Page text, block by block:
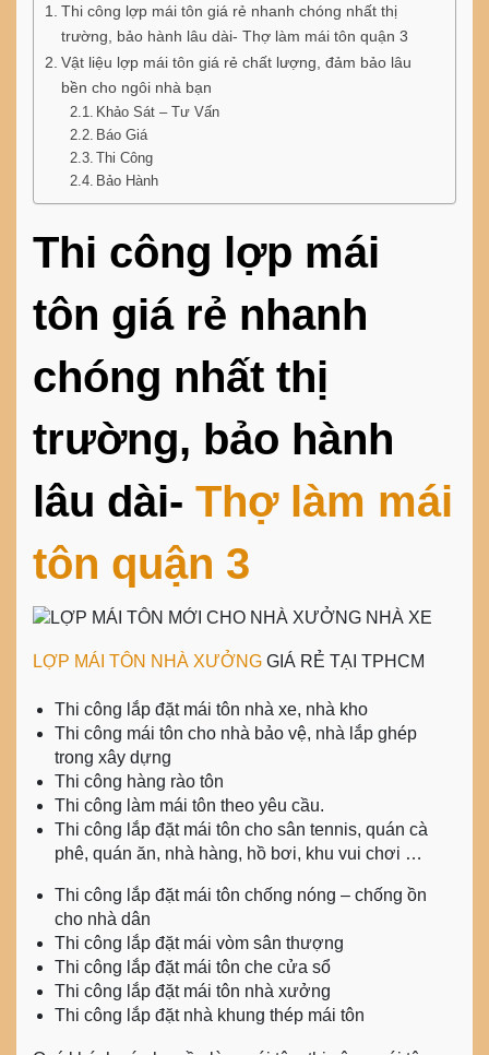
Thi công lợp mái tôn giá rẻ nhanh chóng nhất thị
trường, bảo hành lâu dài- Thợ làm mái tôn quận 3
Vật liệu lợp mái tôn giá rẻ chất lượng, đảm bảo lâu
bền cho ngôi nhà bạn
Khảo Sát – Tư Vấn
Báo Giá
Thi Công
Bảo Hành
Thi công lợp mái
tôn giá rẻ nhanh
chóng nhất thị
trường, bảo hành
lâu dài- Thợ làm mái
tôn quận 3
LỢP MÁI TÔN NHÀ XƯỞNG GIÁ RẺ TẠI TPHCM
Thi công lắp đặt mái tôn nhà xe, nhà kho
Thi công mái tôn cho nhà bảo vệ, nhà lắp ghép
trong xây dựng
Thi công hàng rào tôn
Thi công làm mái tôn theo yêu cầu.
Thi công lắp đặt mái tôn cho sân tennis, quán cà
phê, quán ăn, nhà hàng, hồ bơi, khu vui chơi …
Thi công lắp đặt mái tôn chống nóng – chống ồn
cho nhà dân
Thi công lắp đặt mái vòm sân thượng
Thi công lắp đặt mái tôn che cửa sổ
Thi công lắp đặt mái tôn nhà xưởng
Thi công lắp đặt nhà khung thép mái tôn